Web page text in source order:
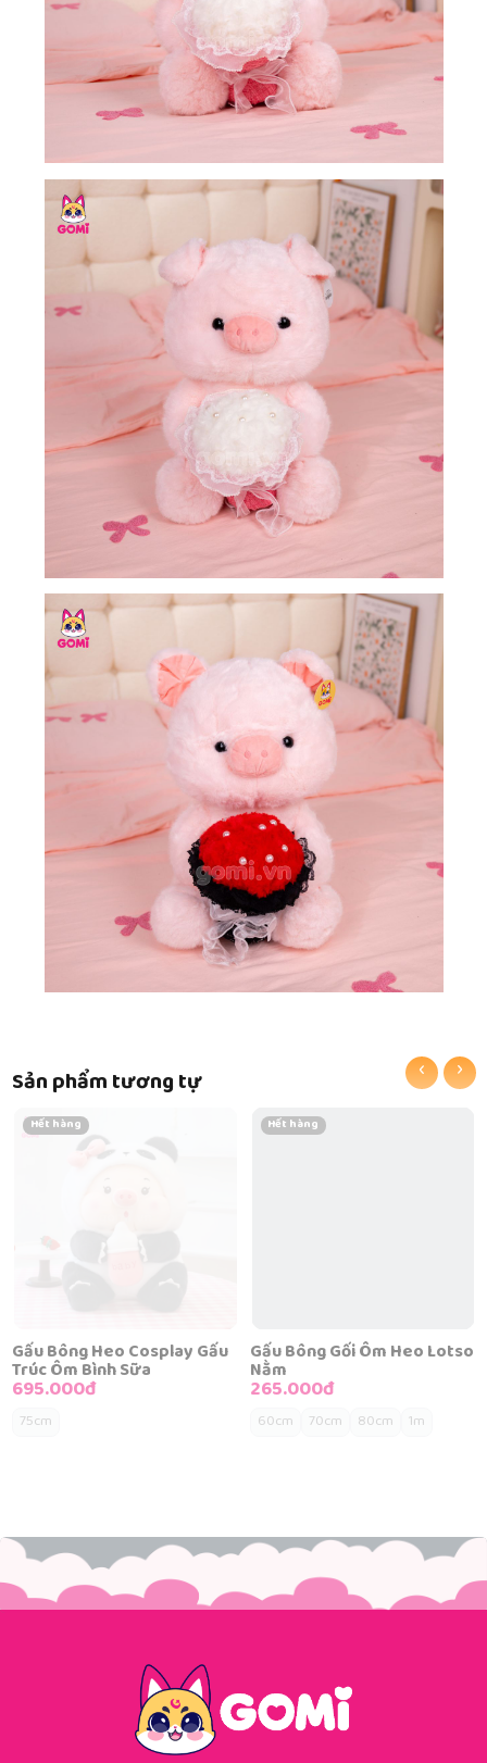
Sản phẩm tương tự
Hết hàng
Gấu Bông Heo Cosplay Gấu
Trúc Ôm Bình Sữa
695.000đ
75cm
Hết hàng
Gấu Bông Gối Ôm Heo Lotso
Nằm
265.000đ
60cm 70cm 80cm 1m
‹ ›